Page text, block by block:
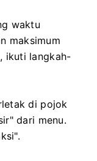
waktu
maksimum
ikuti langkah-
di pojok
dari menu.